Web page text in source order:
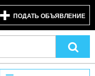
ПОДАТЬ ОБЪЯВЛЕНИЕ